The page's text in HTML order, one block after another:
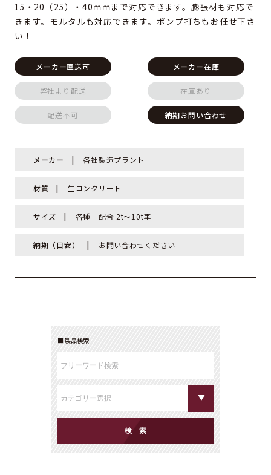
15・20（25）・40ｍｍまで対応できます。膨張材も対応で
きます。モルタルも対応できます。ポンプ打ちもお任せ下さ
い！
メーカー直送可 メーカー在庫
弊社より配送 在庫あり
配送不可 納期お問い合わせ
メーカー 各社製造プラント
材質 生コンクリート
サイズ 各種 配合 2t～10t車
納期（目安） お問い合わせください
製品検索